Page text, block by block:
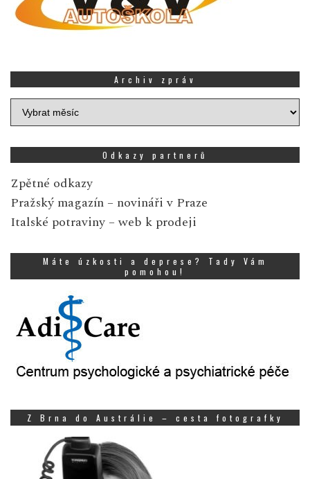
Archiv zpráv
Archiv
zpráv
Odkazy partnerů
Zpětné odkazy
Pražský magazín – novináři v Praze
Italské potraviny – web k prodeji
Máte úzkosti a deprese? Tady Vám
pomohou!
Z Brna do Austrálie – cesta fotografky